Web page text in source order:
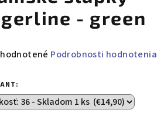
- green
Podrobnosti hodnotenia